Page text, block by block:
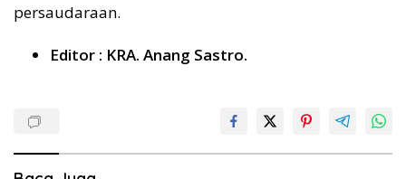
persaudaraan.
Editor : KRA. Anang Sastro.